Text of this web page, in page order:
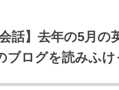
会話】去年の5月
ブログを読みふけ